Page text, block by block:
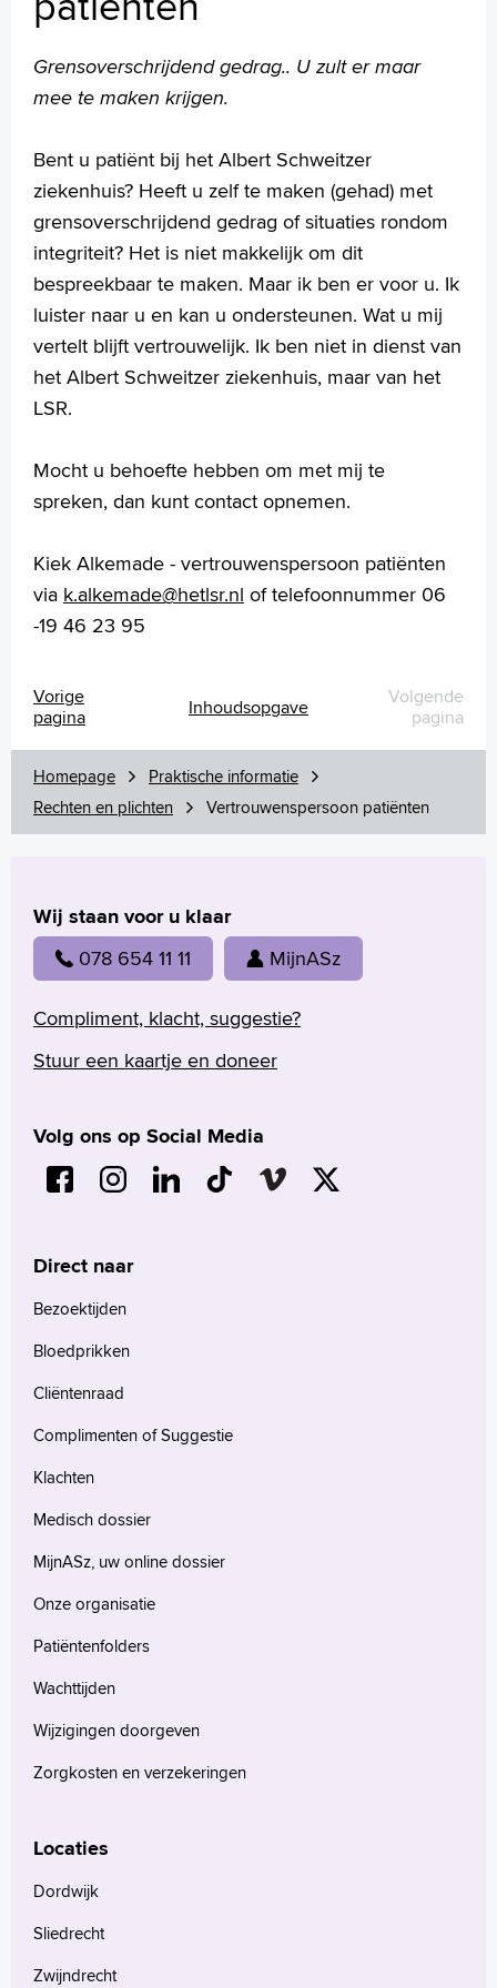
Patiëntenpanel
Pers
Rechten en plichten
Wachttijden
Wijzigingen doorgeven
Zorgkosten en verzekeringen
Homepage
Praktische informatie
Specialismen
Contact
Français
Polski
Türkçe
Grensoverschrijdend gedrag.. U zult er maar
mee te maken krijgen.
Bent u patiënt bij het Albert Schweitzer
ziekenhuis? Heeft u zelf te maken (gehad) met
grensoverschrijdend gedrag of situaties rondom
integriteit? Het is niet makkelijk om dit
bespreekbaar te maken. Maar ik ben er voor u. Ik
luister naar u en kan u ondersteunen. Wat u mij
vertelt blijft vertrouwelijk. Ik ben niet in dienst van
het Albert Schweitzer ziekenhuis, maar van het
LSR.
Mocht u behoefte hebben om met mij te
spreken, dan kunt contact opnemen.
Kiek Alkemade - vertrouwenspersoon patiënten
via k.alkemade@hetlsr.nl of telefoonnummer 06
-19 46 23 95
Vorige
pagina
Inhoudsopgave
Volgende
pagina
Homepage
Praktische informatie
Rechten en plichten
Vertrouwenspersoon patiënten
Wij staan voor u klaar
078 654 11 11 MijnASz
Compliment, klacht, suggestie?
Stuur een kaartje en doneer
Volg ons op Social Media
Direct naar
Bezoektijden
Bloedprikken
Cliëntenraad
Complimenten of Suggestie
Klachten
Medisch dossier
MijnASz, uw online dossier
Onze organisatie
Patiëntenfolders
Wachttijden
Wijzigingen doorgeven
Zorgkosten en verzekeringen
Locaties
Dordwijk
Sliedrecht
Zwijndrecht